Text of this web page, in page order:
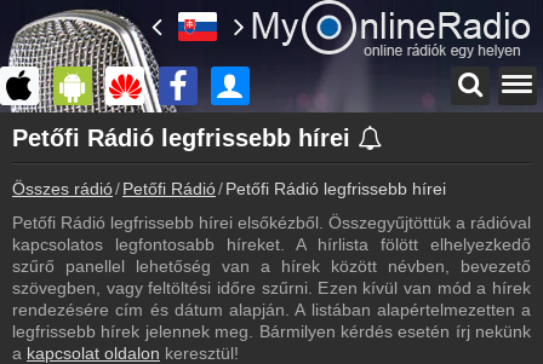
Főoldal
myonlineradio.hu
Petőfi Rádió
Vissza a Petőfi Rádió oldalára
Bejelentkezés
Hozz létre saját fiókot!
Most szól
Tudd meg mi szólt eddig
Petőfi Rádió legfrissebb hírei
Összes rádió Petőfi Rádió Petőfi Rádió legfrissebb hírei
Petőfi Rádió legfrissebb hírei elsőkézből. Összegyűjtöttük a rádióval
kapcsolatos legfontosabb híreket. A hírlista fölött elhelyezkedő
szűrő panellel lehetőség van a hírek között névben, bevezető
szövegben, vagy feltöltési időre szűrni. Ezen kívül van mód a hírek
rendezésére cím és dátum alapján. A listában alapértelmezetten a
legfrissebb hírek jelennek meg. Bármilyen kérdés esetén írj nekünk
a kapcsolat oldalon keresztül!